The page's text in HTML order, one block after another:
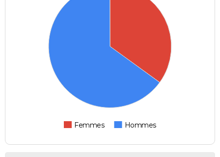
Femmes Hommes